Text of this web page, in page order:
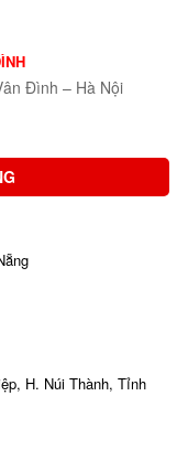
Đình – Hà Nội
H. Núi Thành, Tỉnh